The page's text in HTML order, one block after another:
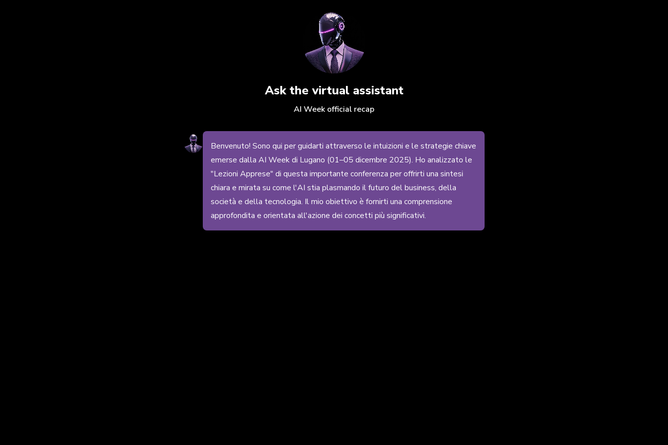
Ask the virtual assistant
AI Week official recap
Benvenuto! Sono qui per guidarti attraverso le intuizioni e le strategie chiave
emerse dalla AI Week di Lugano (01–05 dicembre 2025). Ho analizzato le
"Lezioni Apprese" di questa importante conferenza per offrirti una sintesi
chiara e mirata su come l'AI stia plasmando il futuro del business, della
società e della tecnologia. Il mio obiettivo è fornirti una comprensione
approfondita e orientata all'azione dei concetti più significativi.